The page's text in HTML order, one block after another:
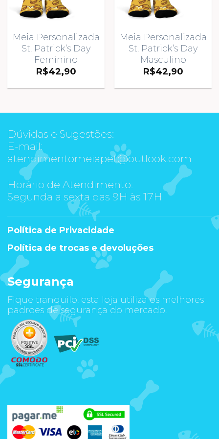
Meia Personalizada
St. Patrick’s Day
Feminino
R$42,90
Meia Personalizada
St. Patrick’s Day
Masculino
R$42,90
Dúvidas e Sugestões:
E-mail:
atendimentomeiapet@outlook.com
Horário de Atendimento:
Segunda a sexta das 9H às 17H
Política de Privacidade
Política de trocas e devoluções
Segurança
Fique tranquilo, esta loja utiliza os melhores
padrões de segurança do mercado.